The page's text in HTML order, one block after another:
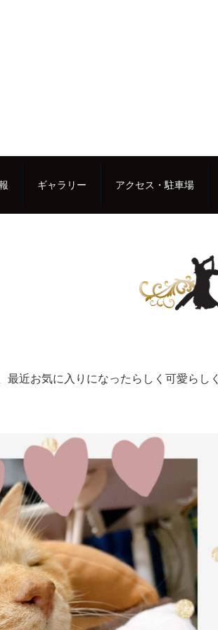
ギャラリー アクセス・駐車場
近お気に入りになったらしく可愛らしく